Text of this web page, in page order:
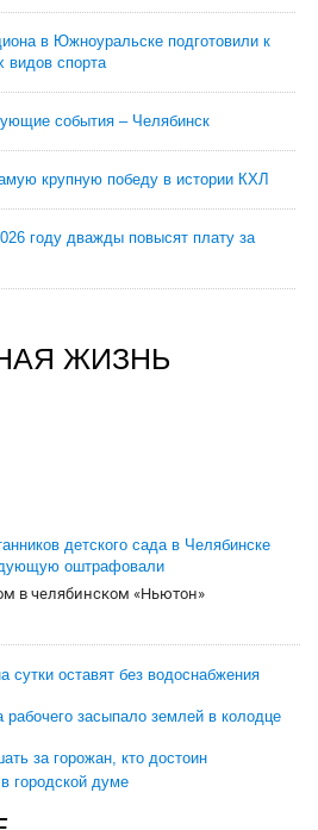
в Южноуральске подготовили к
видов спорта
события – Челябинск
крупную победу в истории КХЛ
году дважды повысят плату за
ЖИЗНЬ
детского сада в Челябинске
оштрафовали
в челябинском «Ньютон»
сутки оставят без водоснабжения
рабочего засыпало землей в колодце
за горожан, кто достоин
городской думе